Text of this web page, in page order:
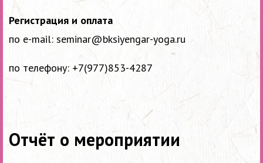
Регистрация и оплата
по e-mail: seminar@bksiyengar-yoga.ru
по телефону: +7(977)853-4287
Отчёт о мероприятии